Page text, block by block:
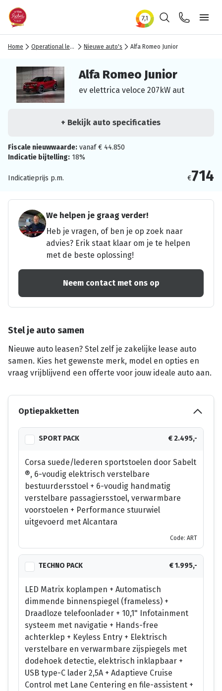
ZoekenContact
Home Operational lease Nieuwe auto's Alfa Romeo Junior
Alfa Romeo Junior
ev elettrica veloce 207kW aut
+ Bekijk auto specificaties
Fiscale nieuwwaarde: vanaf € 44.850
Indicatie bijtelling: 18%
Indicatieprijs p.m. €714
We helpen je graag verder!
Heb je vragen, of ben je op zoek naar
advies? Erik staat klaar om je te helpen
met de beste oplossing!
Neem contact met ons op
Stel je auto samen
Nieuwe auto leasen? Stel zelf je zakelijke lease auto
samen. Kies het gewenste merk, model en opties en
vraag vrijblijvend een offerte voor jouw ideale auto aan.
Optiepakketten
SPORT PACK € 2.495,-
Corsa suede/lederen sportstoelen door Sabelt
®, 6-voudig elektrisch verstelbare
bestuurdersstoel + 6-voudig handmatig
verstelbare passagiersstoel, verwarmbare
voorstoelen + Performance stuurwiel
uitgevoerd met Alcantara
Code: ART
TECHNO PACK € 1.995,-
LED Matrix koplampen + Automatisch
dimmende binnenspiegel (frameless) +
Draadloze telefoonlader + 10,1" Infotainment
systeem met navigatie + Hands-free
achterklep + Keyless Entry + Elektrisch
verstelbare en verwarmbare zijspiegels met
dodehoek detectie, elektrisch inklapbaar +
USB type-C lader 2,5A + Adaptieve Cruise
Control met Lane Centering en file-assistent +